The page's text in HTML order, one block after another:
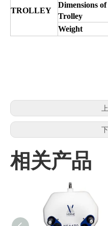
TROLLEY
Dimensions
Trolley
Weight
相关产品